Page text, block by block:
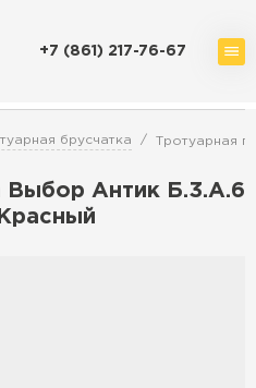
+7 (861) 217-76-67
брусчатка Тротуарная
Выбор Антик Б.3.А.6